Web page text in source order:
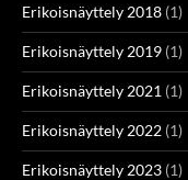
Erikoisnäyttely 2018 (1)
Erikoisnäyttely 2019 (1)
Erikoisnäyttely 2021 (1)
Erikoisnäyttely 2022 (1)
Erikoisnäyttely 2023 (1)